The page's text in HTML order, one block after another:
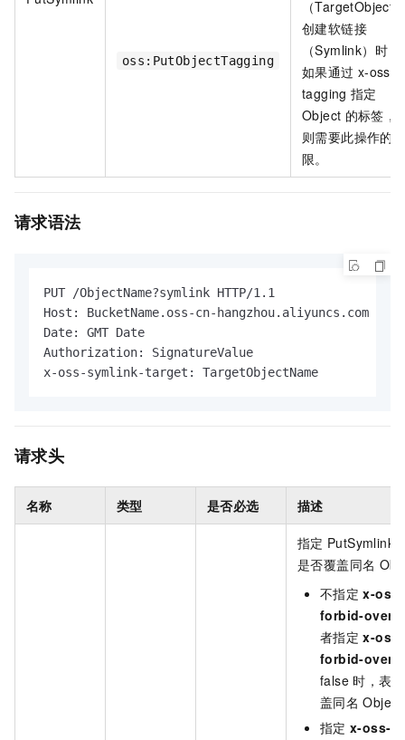
oss:PutObjectTagging
（TargetObject
创建软链接
（Symlink）时，
如果通过 x-oss-
tagging 指定
Object 的标签，
则需要此操作的
限。
请求语法
PUT /ObjectName?symlink HTTP/1.1
Host: BucketName.oss-cn-hangzhou.aliyuncs.com
Date: GMT Date
Authorization: SignatureValue
x-oss-symlink-target: TargetObjectName
请求头
名称 类型 是否必选 描述
指定 PutSymlink
是否覆盖同名
不指定 x-oss-
forbid-
者指定 x-oss-
forbid-
false 时，表
盖同名 Object
指定 x-oss-